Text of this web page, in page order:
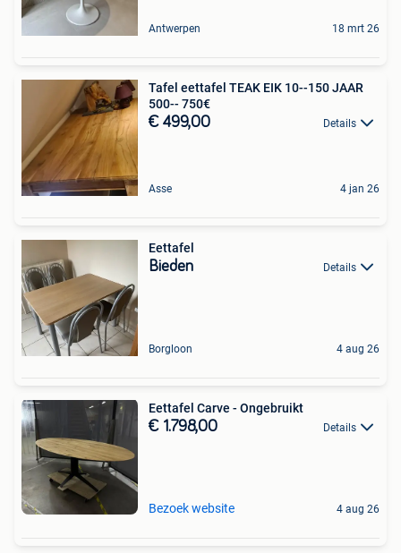
Antwerpen 18 mrt 26
Tafel eettafel TEAK EIK 10--150 JAAR
500-- 750€
€ 499,00 Details
Asse 4 jan 26
Eettafel
Bieden Details
Borgloon 4 aug 26
Eettafel Carve - Ongebruikt
€ 1.798,00 Details
Bezoek website 4 aug 26